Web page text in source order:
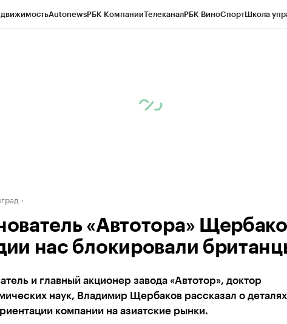
AutonewsРБК КомпанииТелеканалРБК ВиноСпортШкола
«Автотора»
нас блокировали
и главный акционер завода «Автотор», доктор
наук, Владимир Щербаков рассказал о деталях
компании на азиатские рынки.